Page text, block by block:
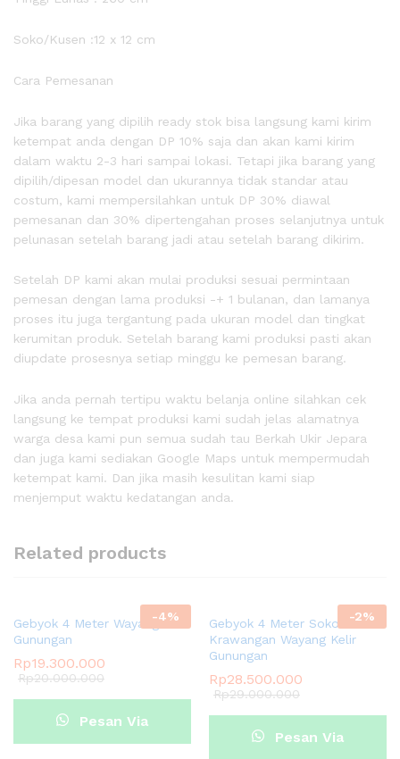
Soko/Kusen :12 x 12 cm
Cara Pemesanan
Jika barang yang dipilih ready stok bisa langsung kami kirim
ketempat anda dengan DP 10% saja dan akan kami kirim
dalam waktu 2-3 hari sampai lokasi. Tetapi jika barang yang
dipilih/dipesan model dan ukurannya tidak standar atau
costum, kami mempersilahkan untuk DP 30% diawal
pemesanan dan 30% dipertengahan proses selanjutnya untuk
pelunasan setelah barang jadi atau setelah barang dikirim.
Setelah DP kami akan mulai produksi sesuai permintaan
pemesan dengan lama produksi -+ 1 bulanan, dan lamanya
proses itu juga tergantung pada ukuran model dan tingkat
kerumitan produk. Setelah barang kami produksi pasti akan
diupdate prosesnya setiap minggu ke pemesan barang.
Jika anda pernah tertipu waktu belanja online silahkan cek
langsung ke tempat produksi kami sudah jelas alamatnya
warga desa kami pun semua sudah tau Berkah Ukir Jepara
dan juga kami sediakan Google Maps untuk mempermudah
ketempat kami. Dan jika masih kesulitan kami siap
menjemput waktu kedatangan anda.
Related products
-4%
Gebyok 4 Meter Wayang Kelir
Gunungan
Rp19.300.000
Rp20.000.000
Pesan Via
-2%
Gebyok 4 Meter Soko
Krawangan Wayang Kelir
Gunungan
Rp28.500.000
Rp29.000.000
Pesan Via